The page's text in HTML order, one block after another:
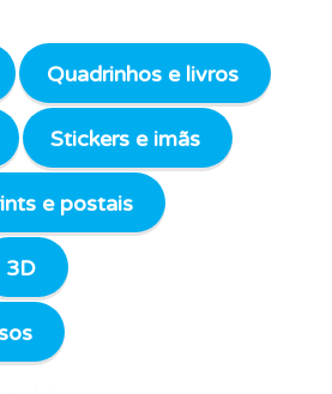
Quadrinhos e livros
Stickers e imãs
e postais
3D